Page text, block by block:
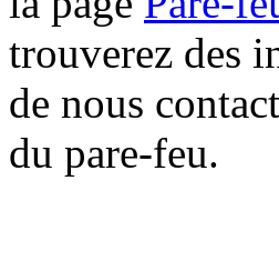
trouverez des
de nous
du pare-feu.